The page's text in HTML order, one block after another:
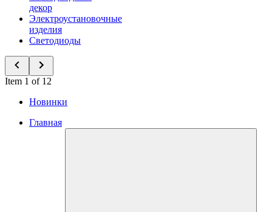
декор
Электроустановочные
изделия
Светодиоды
Item 1 of 12
Новинки
Главная